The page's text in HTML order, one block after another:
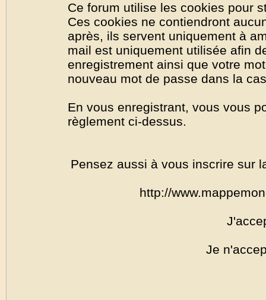
Ce forum utilise les cookies pour
Ces cookies ne contiendront
après, ils servent uniquement à
mail est uniquement utilisée afin
enregistrement ainsi que votre
nouveau mot de passe dans la
En vous enregistrant, vous vous
règlement ci-dessus.
Pensez aussi à vous inscrire sur
http://
Je